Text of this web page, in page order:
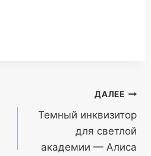
ДАЛЕЕ
Темный инквизитор
для светлой
академии — Алиса